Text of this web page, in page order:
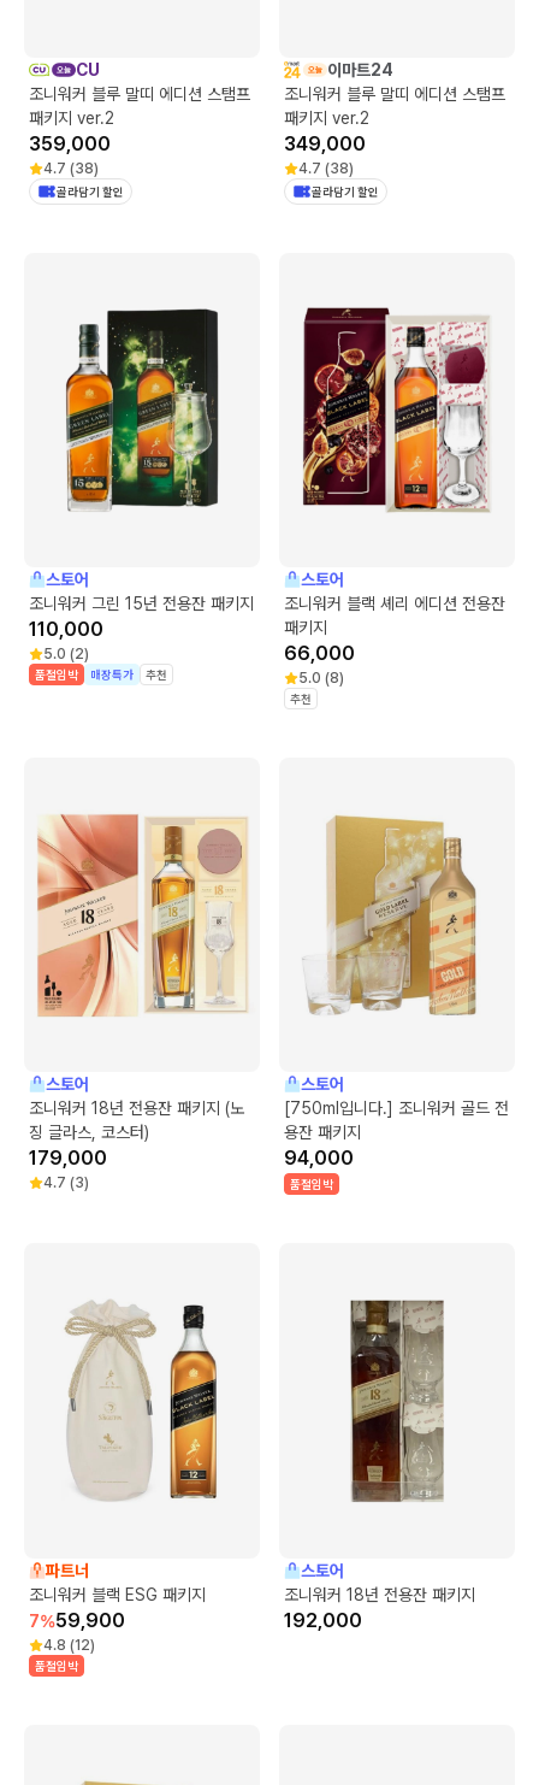
CU
조니워커 블루 말띠 에디션 스탬프
패키지 ver.2
359,000
4.7 (38)
골라담기 할인
이마트24
조니워커 블루 말띠 에디션 스탬프
패키지 ver.2
349,000
4.7 (38)
골라담기 할인
스토어
조니워커 그린 15년 전용잔 패키지
110,000
5.0 (2)
품절임박 매장특가 추천
스토어
조니워커 블랙 셰리 에디션 전용잔
패키지
66,000
5.0 (8)
추천
스토어
조니워커 18년 전용잔 패키지 (노
징 글라스, 코스터)
179,000
4.7 (3)
스토어
[750ml입니다.] 조니워커 골드 전
용잔 패키지
94,000
품절임박
파트너
조니워커 블랙 ESG 패키지
7%59,900
4.8 (12)
품절임박
스토어
조니워커 18년 전용잔 패키지
192,000